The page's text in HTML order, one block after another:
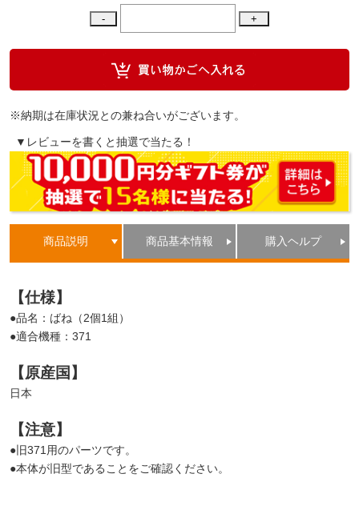
※納期は在庫状況との兼ね合いがございます。
▼レビューを書くと抽選で当たる！
商品説明 商品基本情報 購入ヘルプ
【仕様】
●品名：ばね（2個1組）
●適合機種：371
【原産国】
日本
【注意】
●旧371用のパーツです。
●本体が旧型であることをご確認ください。